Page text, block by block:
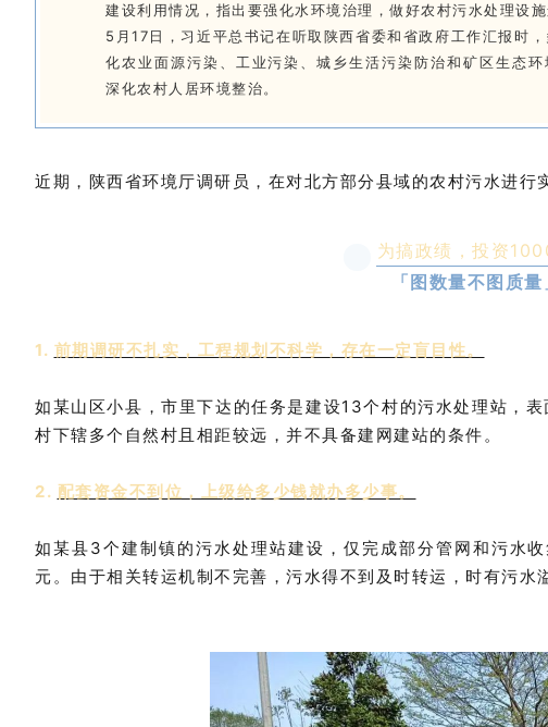
建设利用情况，指出要强化水环境治理，做好农村污水处理设施
5月17日，习近平总书记在听取陕西省委和省政府工作汇报时
化农业面源污染、工业污染、城乡生活污染防治和矿区生态环
深化农村人居环境整治。
近期，陕西省环境厅调研员，在对北方部分县域的农村污水进行
为搞政绩，投资
「图数量不图质
1. 前期调研不扎实，工程规划不科学，存在一定盲目性。
如某山区小县，市里下达的任务是建设13个村的污水处理站，
村下辖多个自然村且相距较远，并不具备建网建站的条件。
2. 配套资金不到位，上级给多少钱就办多少事。
如某县3个建制镇的污水处理站建设，仅完成部分管网和污水
元。由于相关转运机制不完善，污水得不到及时转运，时有污水